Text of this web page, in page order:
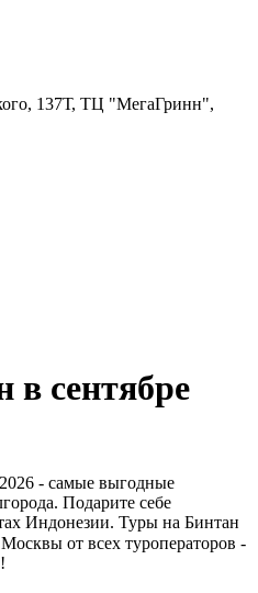
137Т, ТЦ "МегаГринн",
сентябре
- самые выгодные
Подарите себе
Индонезии. Туры на Бинтан
от всех туроператоров -